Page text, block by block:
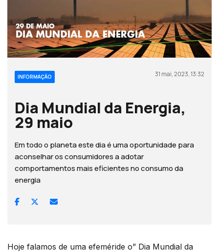
INFORMAÇÃO 31 mai, 2023, 13:32
Dia Mundial da Energia,
29 maio
Em todo o planeta este dia é uma oportunidade para
aconselhar os consumidores a adotar
comportamentos mais eficientes no consumo da
energia
Hoje falamos de uma efeméride o” Dia Mundial da